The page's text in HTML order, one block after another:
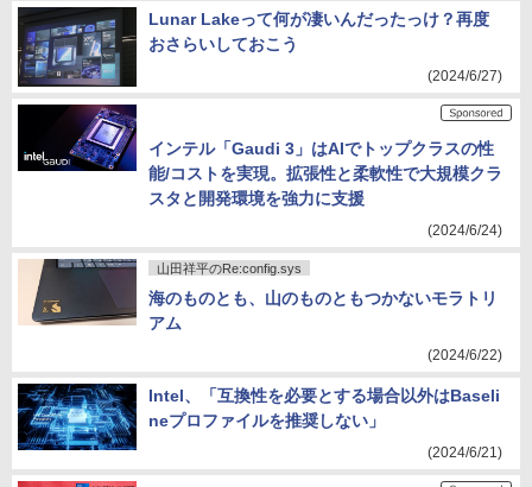
Lunar Lakeって何が凄いんだったっけ？再度
おさらいしておこう
(2024/6/27)
インテル「Gaudi 3」はAIでトップクラスの性
能/コストを実現。拡張性と柔軟性で大規模クラ
スタと開発環境を強力に支援
(2024/6/24)
山田祥平のRe:config.sys
海のものとも、山のものともつかないモラトリ
アム
(2024/6/22)
Intel、「互換性を必要とする場合以外はBaseli
neプロファイルを推奨しない」
(2024/6/21)